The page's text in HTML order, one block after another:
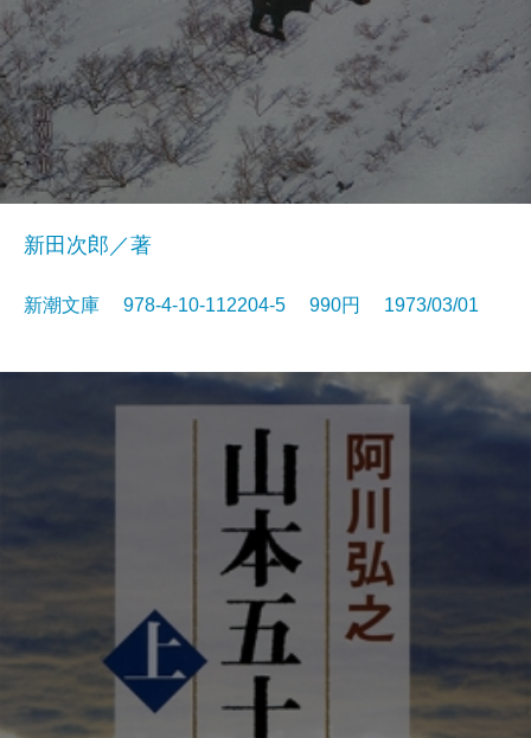
新田次郎／著
新潮文庫 978-4-10-112204-5 990円 1973/03/01